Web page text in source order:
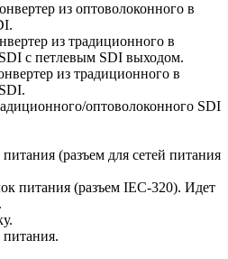
из оптоволоконного в
из традиционного в
с петлевым SDI выходом.
из традиционного в
оптоволоконного SDI
(разъем для сетей питания
питания (разъем IEC-320). Идет